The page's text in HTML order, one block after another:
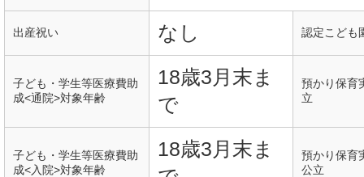
出産祝い なし 認定こども
子ども・学生等医療費助
成<通院>対象年齢
18歳3月末ま
で
預かり保育
立
子ども・学生等医療費助
成<入院>対象年齢
18歳3月末ま
預かり保育
公立